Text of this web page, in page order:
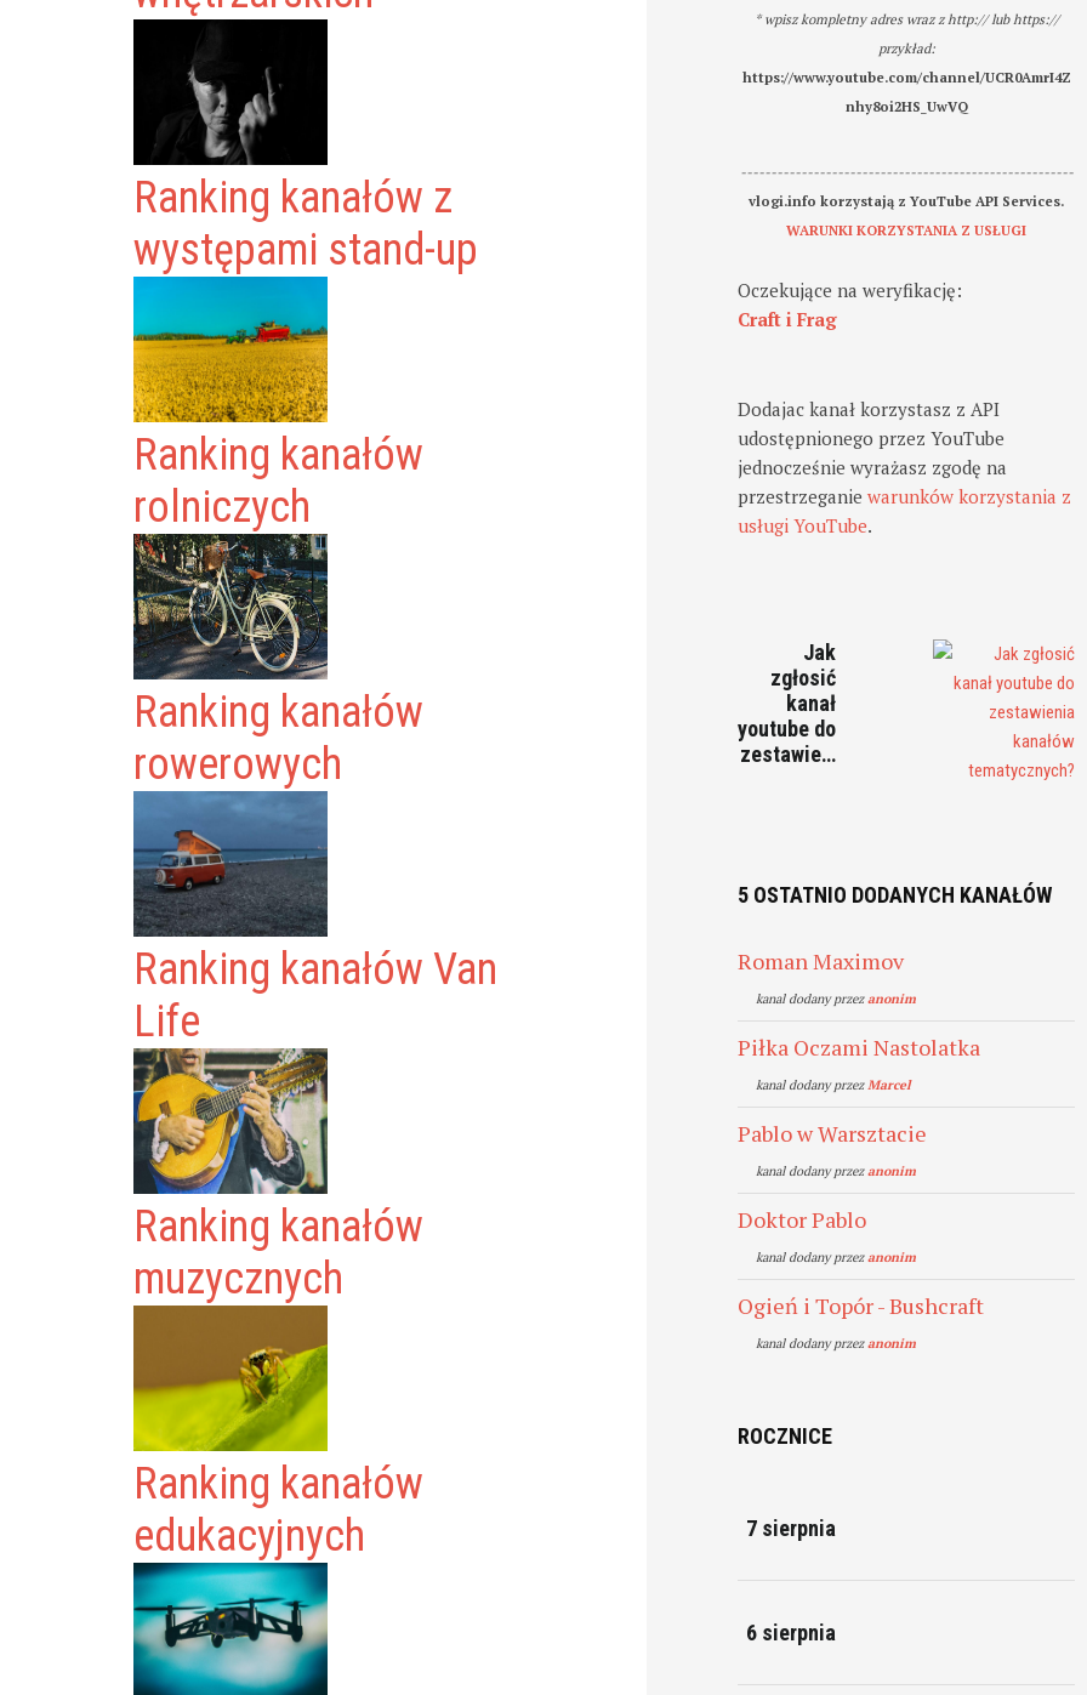
Ranking kanałów z
występami stand-up
Ranking kanałów
rolniczych
Ranking kanałów
rowerowych
Ranking kanałów Van
Life
Ranking kanałów
muzycznych
Ranking kanałów
edukacyjnych
* wpisz kompletny adres wraz z http:// lub https://
przykład:
https://www.youtube.com/channel/UCR0AmrI4Z
nhy8oi2HS_UwVQ
-------------------------------------------------------
vlogi.info korzystają z YouTube API Services.
WARUNKI KORZYSTANIA Z USŁUGI
Oczekujące na weryfikację:
Craft i Frag
Dodajac kanał korzystasz z API
udostępnionego przez YouTube
jednocześnie wyrażasz zgodę na
przestrzeganiewarunków korzystania z
usługi YouTube.
Jak
zgłosić
kanał
youtube do
zestawie…
5 OSTATNIO DODANYCH KANAŁÓW
Roman Maximov
kanal dodany przezanonim
Piłka Oczami Nastolatka
kanal dodany przezMarcel
Pablo w Warsztacie
kanal dodany przezanonim
Doktor Pablo
kanal dodany przezanonim
Ogień i Topór - Bushcraft
kanal dodany przezanonim
ROCZNICE
7 sierpnia
6 sierpnia